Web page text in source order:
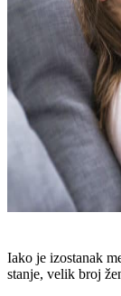
Iako je izostanak
stanje, velik broj